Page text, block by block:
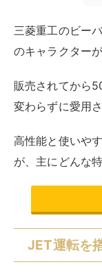
三菱重工のビー
のキャラクター
販売されてから
変わらずに愛用
高性能と使いや
が、主にどんな
JET運転を